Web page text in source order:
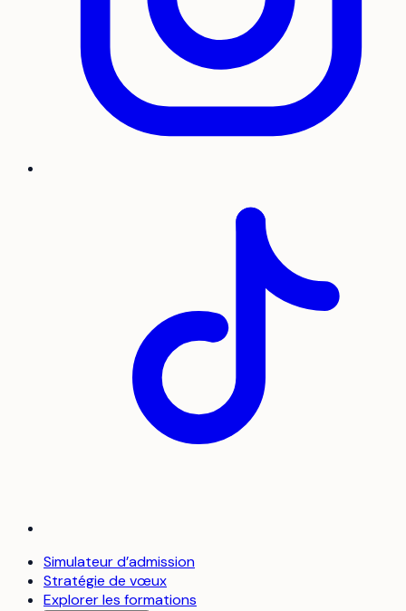
Simulateur d’admission
Stratégie de vœux
Explorer les formations